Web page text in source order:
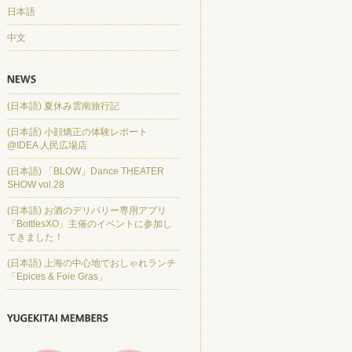
日本語
中文
(日本語) 夏休み雲南旅行記
(日本語) 小顔矯正の体験レポート
@IDEA 人民広場店
(日本語) 「BLOW」Dance THEATER
SHOW vol.28
(日本語) お酒のデリバリー専用アプリ
「BottlesXO」主催のイベントに参加し
てきました！
(日本語) 上海の中心地でおしゃれランチ
「Epices & Foie Gras」